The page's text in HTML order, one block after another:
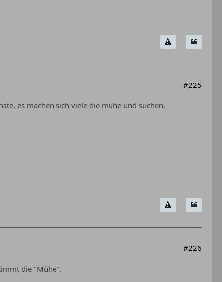
#225
es machen sich viele die mühe und suchen.
#226
die "Mühe".